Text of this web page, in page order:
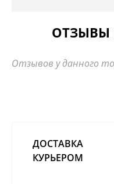
ОТЗЫВЫ
Отзывов у данного
ДОСТАВКА
КУРЬЕРОМ